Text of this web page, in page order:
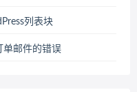
列表块
单邮件的错误